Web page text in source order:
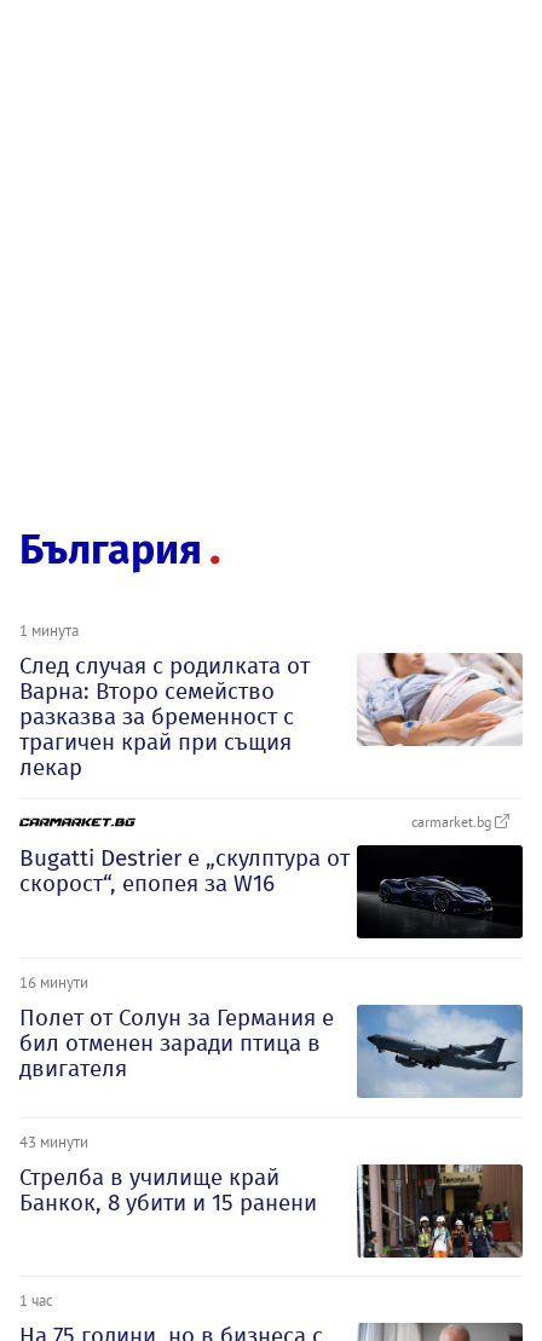
България
1 минута
След случая с родилката от
Варна: Второ семейство
разказва за бременност с
трагичен край при същия
лекар
carmarket.bg
Bugatti Destrier е „скулптура от
скорост“, епопея за W16
16 минути
Полет от Солун за Германия е
бил отменен заради птица в
двигателя
43 минути
Стрелба в училище край
Банкок, 8 убити и 15 ранени
1 час